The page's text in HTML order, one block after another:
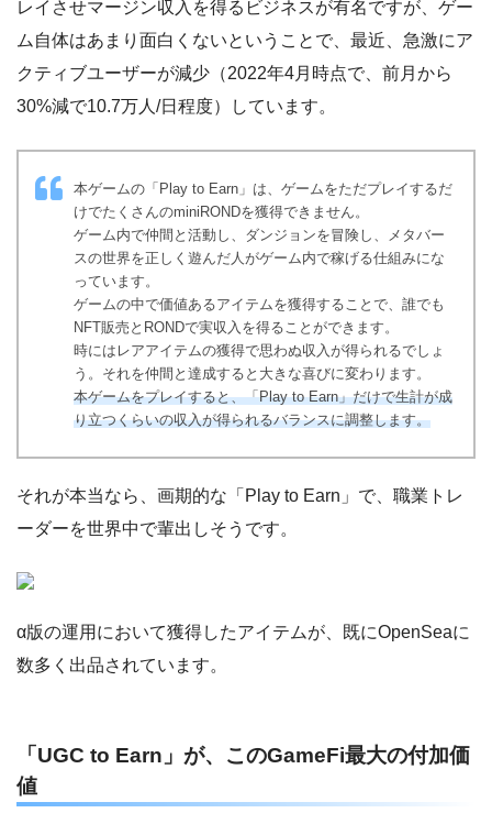
レイさせマージン収入を得るビジネスが有名ですが、ゲー
ム自体はあまり面白くないということで、最近、急激にア
クティブユーザーが減少（2022年4月時点で、前月から
30%減で10.7万人/日程度）しています。
本ゲームの「Play to Earn」は、ゲームをただプレイするだ
けでたくさんのminiRONDを獲得できません。
ゲーム内で仲間と活動し、ダンジョンを冒険し、メタバー
スの世界を正しく遊んだ人がゲーム内で稼げる仕組みにな
っています。
ゲームの中で価値あるアイテムを獲得することで、誰でも
NFT販売とRONDで実収入を得ることができます。
時にはレアアイテムの獲得で思わぬ収入が得られるでしょ
う。それを仲間と達成すると大きな喜びに変わります。
本ゲームをプレイすると、「Play to Earn」だけで生計が成
り立つくらいの収入が得られるバランスに調整します。
それが本当なら、画期的な「Play to Earn」で、職業トレ
ーダーを世界中で輩出しそうです。
α版の運用において獲得したアイテムが、既にOpenSeaに
数多く出品されています。
「UGC to Earn」が、このGameFi最大の付加価
値